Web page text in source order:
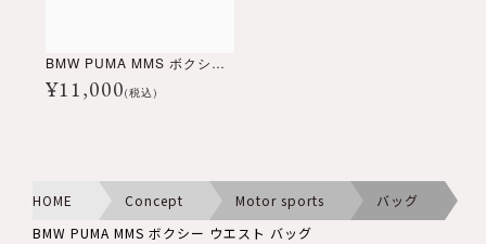
BMW PUMA MMS ボクシー ウエスト バッグ
¥11,000(税込)
HOME Concept Motor sports
バッグ
BMW PUMA MMS ボクシー ウエスト バッグ